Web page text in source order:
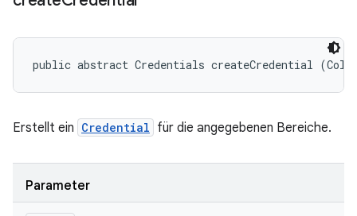
public abstract Credentials createCredential
Erstellt ein Credential für die angegebenen Bereiche.
Parameter